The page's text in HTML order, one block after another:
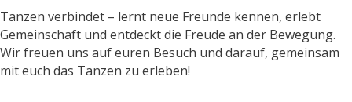
Tanzen verbindet – lernt neue Freunde kennen, erlebt
Gemeinschaft und entdeckt die Freude an der Bewegung.
Wir freuen uns auf euren Besuch und darauf, gemeinsam
mit euch das Tanzen zu erleben!